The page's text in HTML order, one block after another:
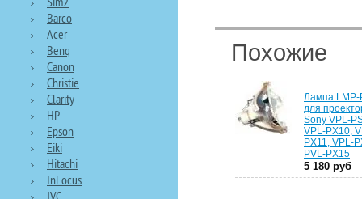
Похожие
Лампа LMP-
для
Sony VPL-
VPL-PX10,
PX11, VPL-
PVL-PX15
5 180 руб
Sim2
Barco
Acer
Benq
Canon
Christie
Clarity
HP
Epson
Eiki
Hitachi
InFocus